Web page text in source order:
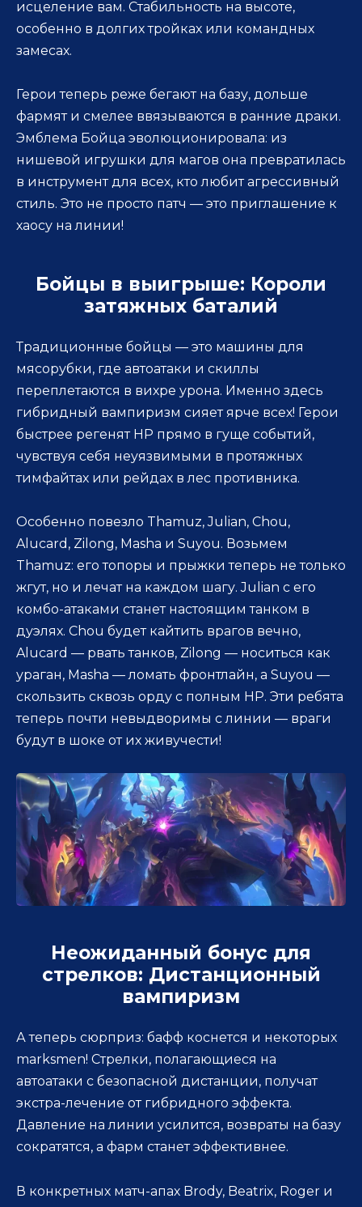
исцеление вам. Стабильность на высоте,
особенно в долгих тройках или командных
замесах.
Герои теперь реже бегают на базу, дольше
фармят и смелее ввязываются в ранние драки.
Эмблема Бойца эволюционировала: из
нишевой игрушки для магов она превратилась
в инструмент для всех, кто любит агрессивный
стиль. Это не просто патч — это приглашение к
хаосу на линии!
Бойцы в выигрыше: Короли
затяжных баталий
Традиционные бойцы — это машины для
мясорубки, где автоатаки и скиллы
переплетаются в вихре урона. Именно здесь
гибридный вампиризм сияет ярче всех! Герои
быстрее регенят HP прямо в гуще событий,
чувствуя себя неуязвимыми в протяжных
тимфайтах или рейдах в лес противника.
Особенно повезло Thamuz, Julian, Chou,
Alucard, Zilong, Masha и Suyou. Возьмем
Thamuz: его топоры и прыжки теперь не только
жгут, но и лечат на каждом шагу. Julian с его
комбо-атаками станет настоящим танком в
дуэлях. Chou будет кайтить врагов вечно,
Alucard — рвать танков, Zilong — носиться как
ураган, Masha — ломать фронтлайн, а Suyou —
скользить сквозь орду с полным HP. Эти ребята
теперь почти невыдворимы с линии — враги
будут в шоке от их живучести!
Неожиданный бонус для
стрелков: Дистанционный
вампиризм
А теперь сюрприз: бафф коснется и некоторых
marksmen! Стрелки, полагающиеся на
автоатаки с безопасной дистанции, получат
экстра-лечение от гибридного эффекта.
Давление на линии усилится, возвраты на базу
сократятся, а фарм станет эффективнее.
В конкретных матч-апах Brody, Beatrix, Roger и